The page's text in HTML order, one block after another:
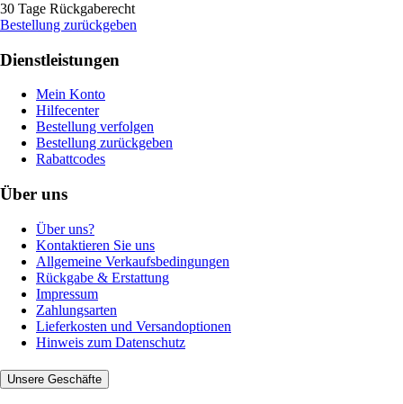
30 Tage Rückgaberecht
Bestellung zurückgeben
Dienstleistungen
Mein Konto
Hilfecenter
Bestellung verfolgen
Bestellung zurückgeben
Rabattcodes
Über uns
Über uns?
Kontaktieren Sie uns
Allgemeine Verkaufsbedingungen
Rückgabe & Erstattung
Impressum
Zahlungsarten
Lieferkosten und Versandoptionen
Hinweis zum Datenschutz
Unsere Geschäfte